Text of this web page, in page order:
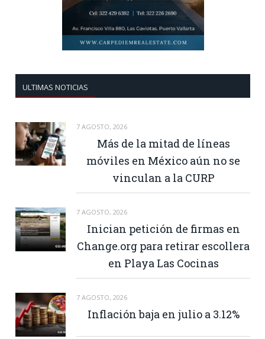
ULTIMAS NOTICIAS
7 AGOSTO, 2026
Más de la mitad de líneas
móviles en México aún no se
vinculan a la CURP
7 AGOSTO, 2026
Inician petición de firmas en
Change.org para retirar escollera
en Playa Las Cocinas
7 AGOSTO, 2026
Inflación baja en julio a 3.12%